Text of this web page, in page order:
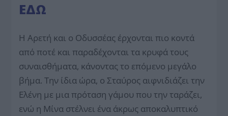
ΕΔΩ
Η Αρετή και ο Οδυσσέας έρχονται πιο κοντά
από ποτέ και παραδέχονται τα κρυφά τους
συναισθήματα, κάνοντας το επόμενο μεγάλο
βήμα. Την ίδια ώρα, ο Σταύρος αιφνιδιάζει την
Ελένη με μια πρόταση γάμου που την ταράζει,
ενώ η Μίνα στέλνει ένα άκρως αποκαλυπτικό